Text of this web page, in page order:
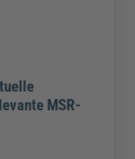
MSR-